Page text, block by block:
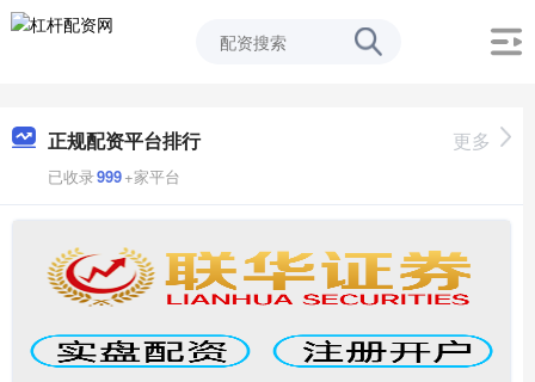
正规配资平台排行
已收录999+家平台
更多